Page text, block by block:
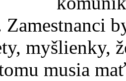
Zamestnanci
myšlienky,
musia